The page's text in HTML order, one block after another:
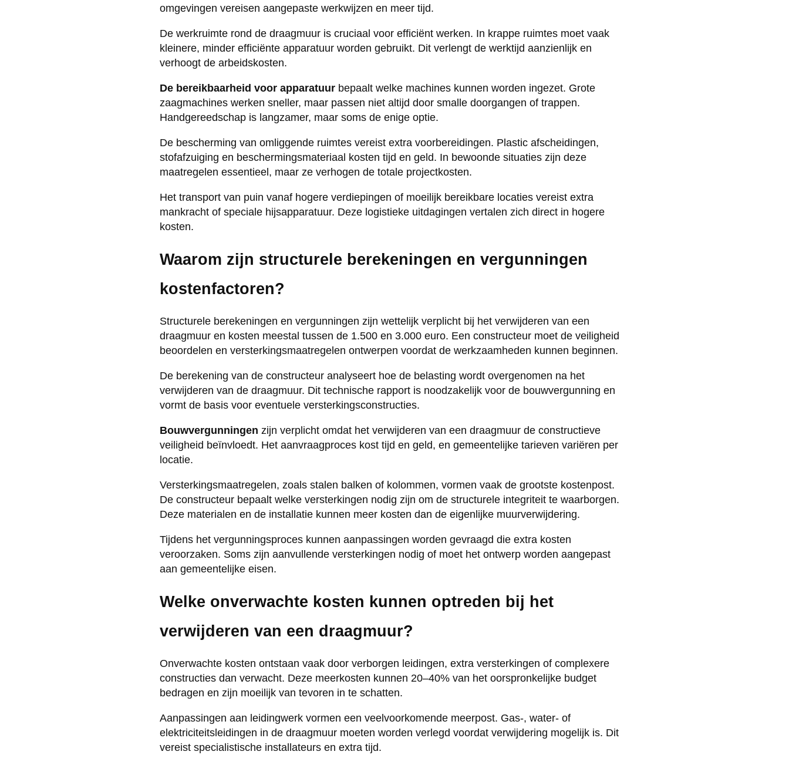
omgevingen vereisen aangepaste werkwijzen en meer tijd.
De werkruimte rond de draagmuur is cruciaal voor efficiënt werken. In krappe ruimtes moet vaak
kleinere, minder efficiënte apparatuur worden gebruikt. Dit verlengt de werktijd aanzienlijk en
verhoogt de arbeidskosten.
De bereikbaarheid voor apparatuur bepaalt welke machines kunnen worden ingezet. Grote
zaagmachines werken sneller, maar passen niet altijd door smalle doorgangen of trappen.
Handgereedschap is langzamer, maar soms de enige optie.
De bescherming van omliggende ruimtes vereist extra voorbereidingen. Plastic afscheidingen,
stofafzuiging en beschermingsmateriaal kosten tijd en geld. In bewoonde situaties zijn deze
maatregelen essentieel, maar ze verhogen de totale projectkosten.
Het transport van puin vanaf hogere verdiepingen of moeilijk bereikbare locaties vereist extra
mankracht of speciale hijsapparatuur. Deze logistieke uitdagingen vertalen zich direct in hogere
kosten.
Waarom zijn structurele berekeningen en vergunningen
kostenfactoren?
Structurele berekeningen en vergunningen zijn wettelijk verplicht bij het verwijderen van een
draagmuur en kosten meestal tussen de 1.500 en 3.000 euro. Een constructeur moet de veiligheid
beoordelen en versterkingsmaatregelen ontwerpen voordat de werkzaamheden kunnen beginnen.
De berekening van de constructeur analyseert hoe de belasting wordt overgenomen na het
verwijderen van de draagmuur. Dit technische rapport is noodzakelijk voor de bouwvergunning en
vormt de basis voor eventuele versterkingsconstructies.
Bouwvergunningen zijn verplicht omdat het verwijderen van een draagmuur de constructieve
veiligheid beïnvloedt. Het aanvraagproces kost tijd en geld, en gemeentelijke tarieven variëren per
locatie.
Versterkingsmaatregelen, zoals stalen balken of kolommen, vormen vaak de grootste kostenpost.
De constructeur bepaalt welke versterkingen nodig zijn om de structurele integriteit te waarborgen.
Deze materialen en de installatie kunnen meer kosten dan de eigenlijke muurverwijdering.
Tijdens het vergunningsproces kunnen aanpassingen worden gevraagd die extra kosten
veroorzaken. Soms zijn aanvullende versterkingen nodig of moet het ontwerp worden aangepast
aan gemeentelijke eisen.
Welke onverwachte kosten kunnen optreden bij het
verwijderen van een draagmuur?
Onverwachte kosten ontstaan vaak door verborgen leidingen, extra versterkingen of complexere
constructies dan verwacht. Deze meerkosten kunnen 20–40% van het oorspronkelijke budget
bedragen en zijn moeilijk van tevoren in te schatten.
Aanpassingen aan leidingwerk vormen een veelvoorkomende meerpost. Gas-, water- of
elektriciteitsleidingen in de draagmuur moeten worden verlegd voordat verwijdering mogelijk is. Dit
vereist specialistische installateurs en extra tijd.